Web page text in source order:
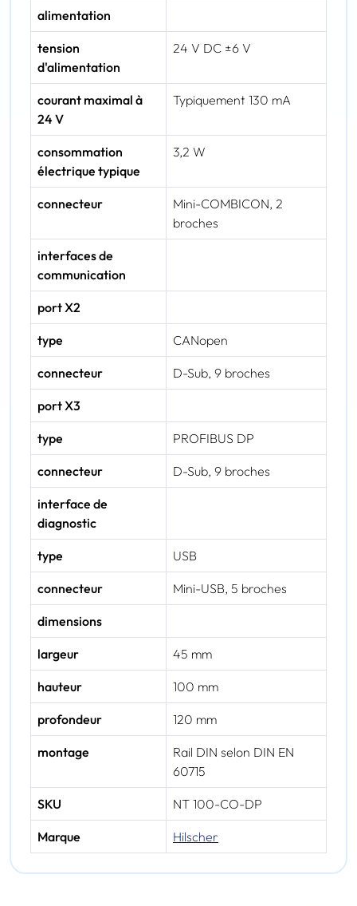
alimentation
tension
d'alimentation
24 V DC ±6 V
courant maximal à
24 V
Typiquement 130 mA
consommation
électrique typique
3,2 W
connecteur
Mini-COMBICON, 2
broches
interfaces de
communication
port X2
type CANopen
connecteur D-Sub, 9 broches
port X3
type PROFIBUS DP
connecteur D-Sub, 9 broches
interface de
diagnostic
type USB
connecteur Mini-USB, 5 broches
dimensions
largeur 45 mm
hauteur 100 mm
profondeur 120 mm
montage
Rail DIN selon DIN EN
60715
SKU NT 100-CO-DP
Marque Hilscher